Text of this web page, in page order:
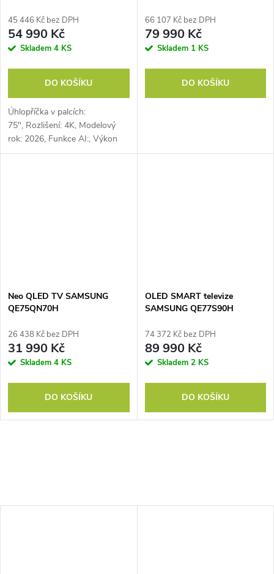
45 446 Kč bez DPH
54 990 Kč
Skladem 4 KS
DO KOŠÍKU
Úhlopříčka v palcích:
75", Rozlišení: 4K, Modelový
rok: 2026, Funkce AI:, Výkon
reproduktorů: 20
66 107 Kč bez DPH
79 990 Kč
Skladem 1 KS
DO KOŠÍKU
Neo QLED TV SAMSUNG
QE75QN70H
26 438 Kč bez DPH
31 990 Kč
Skladem 4 KS
DO KOŠÍKU
OLED SMART televize
SAMSUNG QE77S90H
74 372 Kč bez DPH
89 990 Kč
Skladem 2 KS
DO KOŠÍKU